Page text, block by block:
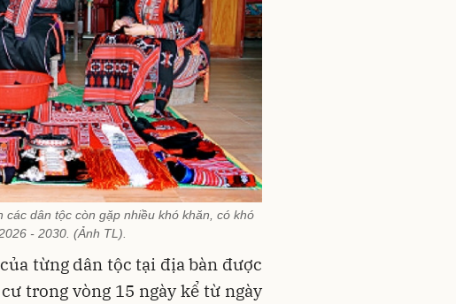
dân tộc còn gặp nhiều khó khăn, có khó
- 2030. (Ảnh TL).
từng dân tộc tại địa bàn được
trong vòng 15 ngày kể từ ngày